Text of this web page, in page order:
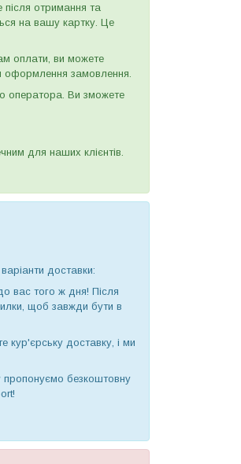
отримання та
на вашу картку. Це
оплати, ви можете
оформлення замовлення.
оператора. Ви зможете
для наших клієнтів.
доставки:
вас того ж дня! Після
щоб завжди бути в
кур'єрську доставку, і ми
пропонуємо безкоштовну